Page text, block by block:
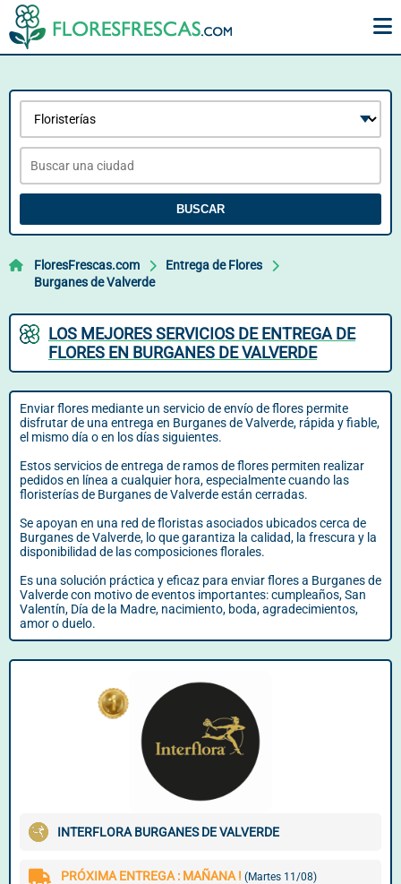
BUSCAR
FloresFrescas.com
Entrega de Flores
Burganes de Valverde
LOS MEJORES SERVICIOS DE ENTREGA DE
FLORES EN BURGANES DE VALVERDE
Enviar flores mediante un servicio de envío de flores permite
disfrutar de una entrega en Burganes de Valverde, rápida y fiable,
el mismo día o en los días siguientes.
Estos servicios de entrega de ramos de flores permiten realizar
pedidos en línea a cualquier hora, especialmente cuando las
floristerías de Burganes de Valverde están cerradas.
Se apoyan en una red de floristas asociados ubicados cerca de
Burganes de Valverde, lo que garantiza la calidad, la frescura y la
disponibilidad de las composiciones florales.
Es una solución práctica y eficaz para enviar flores a Burganes de
Valverde con motivo de eventos importantes: cumpleaños, San
Valentín, Día de la Madre, nacimiento, boda, agradecimientos,
amor o duelo.
INTERFLORA BURGANES DE VALVERDE
PRÓXIMA ENTREGA : MAÑANA ! (Martes 11/08)